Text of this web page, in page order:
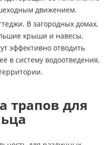
движением.
В загородных домах,
крыши и навесы,
эффективно отводить
в систему водоотведения,
трапов для